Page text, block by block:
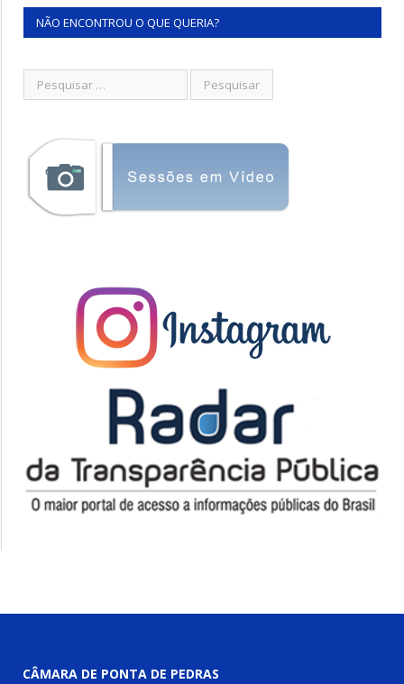
NÃO ENCONTROU O QUE QUERIA?
CÂMARA DE PONTA DE PEDRAS